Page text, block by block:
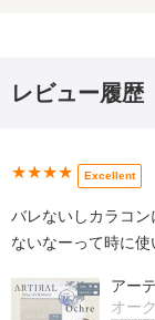
レビュー履歴
★★★★ Excellent
バレないしカラコ
ないなーって時に
アー
オー